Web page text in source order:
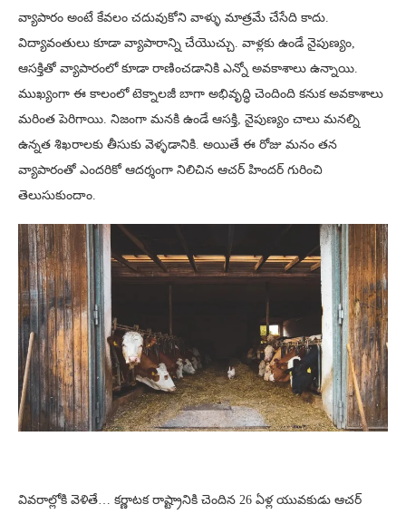
వ్యాపారం అంటే కేవలం చదువుకోని వాళ్ళు మాత్రమే చేసేది కాదు.
విద్యావంతులు కూడా వ్యాపారాన్ని చేయొచ్చు. వాళ్లకు ఉండే నైపుణ్యం,
ఆసక్తితో వ్యాపారంలో కూడా రాణించడానికి ఎన్నో అవకాశాలు ఉన్నాయి.
ముఖ్యంగా ఈ కాలంలో టెక్నాలజీ బాగా అభివృద్ధి చెందింది కనుక అవకాశాలు
మరింత పెరిగాయి. నిజంగా మనకి ఉండే ఆసక్తి, నైపుణ్యం చాలు మనల్ని
ఉన్నత శిఖరాలకు తీసుకు వెళ్ళడానికి. అయితే ఈ రోజు మనం తన
వ్యాపారంతో ఎందరికో ఆదర్శంగా నిలిచిన ఆచర్ హిందర్ గురించి
తెలుసుకుందాం.
వివరాల్లోకి వెళితే… కర్ణాటక రాష్ట్రానికి చెందిన 26 ఏళ్ల యువకుడు ఆచర్